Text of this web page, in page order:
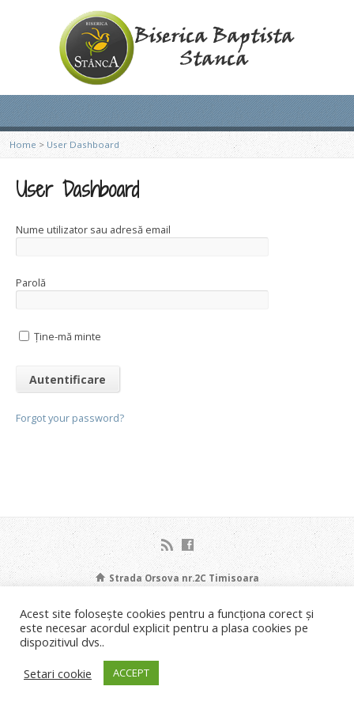
Home > User Dashboard
User Dashboard
Nume utilizator sau adresă email
Parolă
Ține-mă minte
Forgot your password?
Strada Orsova nr.2C Timisoara
Copyright © 2026 Biserica Stânca Timișoara.
Implementare IDEAL4U DNT srl.
Acest site folosește cookies pentru a funcționa corect și
este necesar acordul explicit pentru a plasa cookies pe
dispozitivul dvs..
Setari cookie
ACCEPT